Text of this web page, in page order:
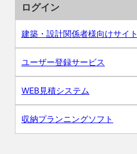
ログイン
建築・設計関係者様向けサイト
ユーザー登録サービス
WEB見積システム
収納プランニングソフト